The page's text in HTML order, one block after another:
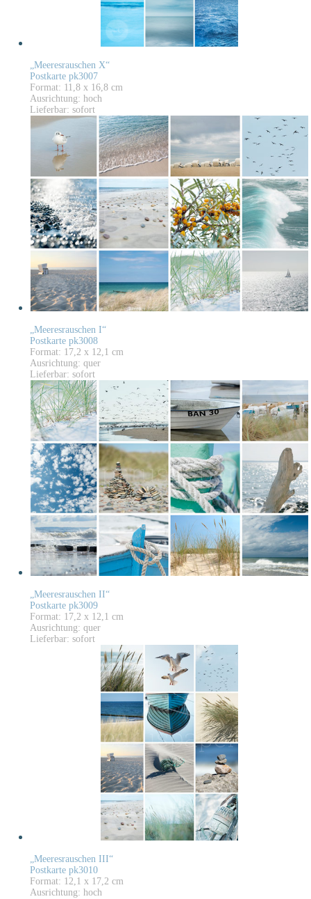
„Meeresrauschen X“
Postkarte pk3007
Format: 11,8 x 16,8 cm
Ausrichtung: hoch
Lieferbar: sofort
„Meeresrauschen I“
Postkarte pk3008
Format: 17,2 x 12,1 cm
Ausrichtung: quer
Lieferbar: sofort
„Meeresrauschen II“
Postkarte pk3009
Format: 17,2 x 12,1 cm
Ausrichtung: quer
Lieferbar: sofort
„Meeresrauschen III“
Postkarte pk3010
Format: 12,1 x 17,2 cm
Ausrichtung: hoch